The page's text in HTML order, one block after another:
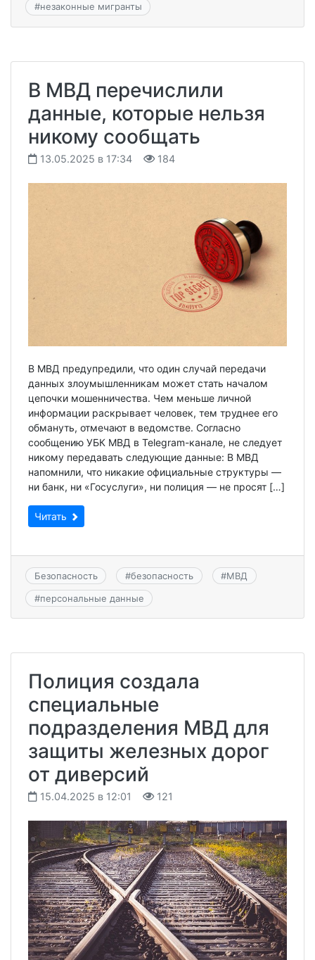
#незаконные мигранты
В МВД перечислили
данные, которые нельзя
никому сообщать
13.05.2025 в 17:34 184
В МВД предупредили, что один случай передачи
данных злоумышленникам может стать началом
цепочки мошенничества. Чем меньше личной
информации раскрывает человек, тем труднее его
обмануть, отмечают в ведомстве. Согласно
сообщению УБК МВД в Telegram-канале, не следует
никому передавать следующие данные: В МВД
напомнили, что никакие официальные структуры —
ни банк, ни «Госуслуги», ни полиция — не просят […]
Читать
Безопасность #безопасность #МВД
#персональные данные
Полиция создала
специальные
подразделения МВД для
защиты железных дорог
от диверсий
15.04.2025 в 12:01 121